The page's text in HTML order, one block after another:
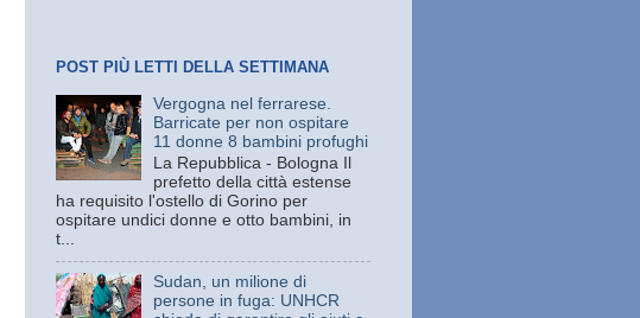
POST PIÙ LETTI DELLA SETTIMANA
Vergogna nel ferrarese.
Barricate per non ospitare
11 donne 8 bambini profughi
La Repubblica - Bologna Il
prefetto della città estense
ha requisito l'ostello di Gorino per
ospitare undici donne e otto bambini, in
t...
Sudan, un milione di
persone in fuga: UNHCR